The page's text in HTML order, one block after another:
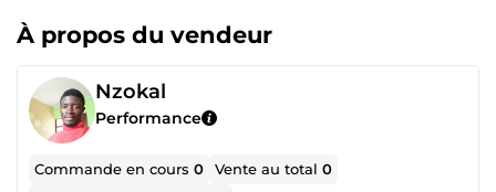
À propos du vendeur
Nzokal
Performance
Commande en cours0 Vente au total0